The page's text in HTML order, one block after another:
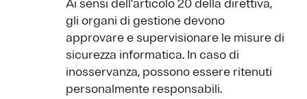
Ai sensi dell'articolo 20 della direttiva,
gli organi di gestione devono
approvare e supervisionare le misure di
sicurezza informatica. In caso di
inosservanza, possono essere ritenuti
personalmente responsabili.